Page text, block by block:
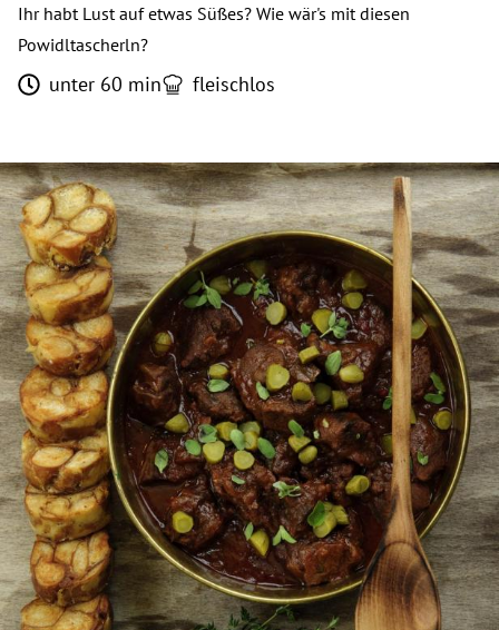
Ihr habt Lust auf etwas Süßes? Wie wär's mit diesen
Powidltascherln?
unter 60 min fleischlos